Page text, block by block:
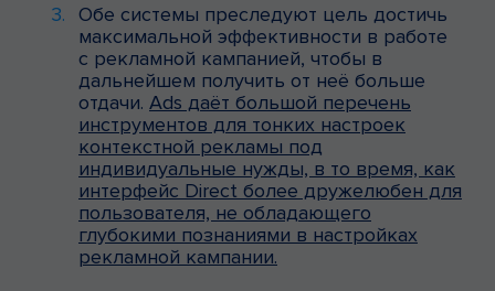
Обе системы преследуют цель достичь
максимальной эффективности в работе
с рекламной кампанией, чтобы в
дальнейшем получить от неё больше
отдачи. Ads даёт большой перечень
инструментов для тонких настроек
контекстной рекламы под
индивидуальные нужды, в то время, как
интерфейс Direct более дружелюбен для
пользователя, не обладающего
глубокими познаниями в настройках
рекламной кампании.